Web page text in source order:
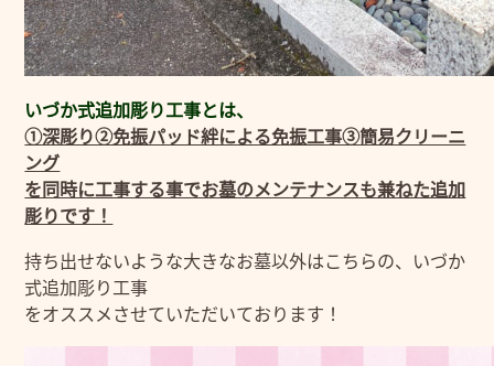
いづか式追加彫り工事とは、
①深彫り②免振パッド絆による免振工事③簡易クリーニ
ング
を同時に工事する事でお墓のメンテナンスも兼ねた追加
彫りです！
持ち出せないような大きなお墓以外はこちらの、いづか
式追加彫り工事
をオススメさせていただいております！